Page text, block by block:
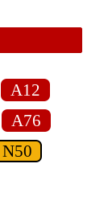
A12
A76
N50